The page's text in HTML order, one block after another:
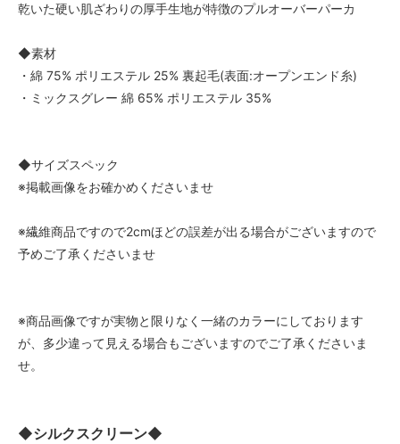
乾いた硬い肌ざわりの厚手生地が特徴のプルオーバーパーカ
◆素材
・綿 75% ポリエステル 25% 裏起毛(表面:オープンエンド糸)
・ミックスグレー 綿 65% ポリエステル 35%
◆サイズスペック
※掲載画像をお確かめくださいませ
※繊維商品ですので2cmほどの誤差が出る場合がございますので
予めご了承くださいませ
※商品画像ですが実物と限りなく一緒のカラーにしております
が、多少違って見える場合もございますのでご了承くださいま
せ。
◆シルクスクリーン◆